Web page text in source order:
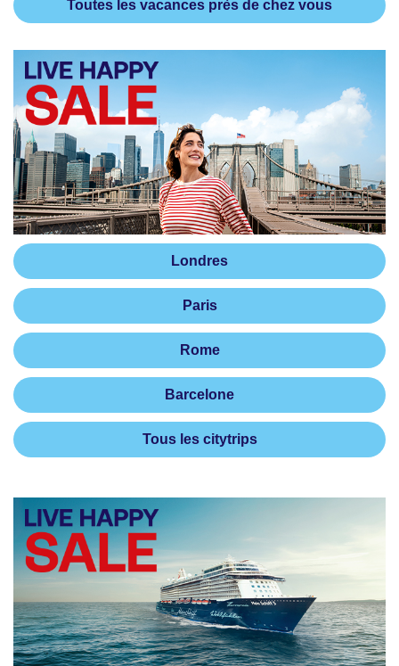
Toutes les vacances près de chez vous
Londres
Paris
Rome
Barcelone
Tous les citytrips